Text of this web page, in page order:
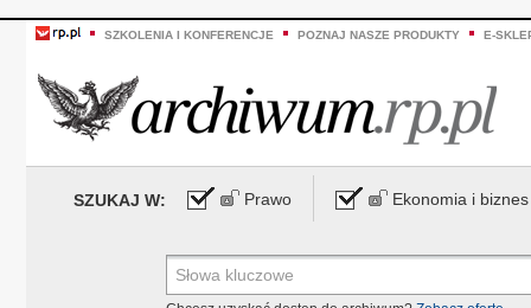
SZKOLENIA I KONFERENCJE POZNAJ NASZE PRODUKTY E-
SZUKAJ W: Prawo Ekonomia i biznes